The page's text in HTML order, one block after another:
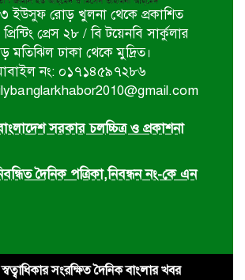
দিঘলিয়ায় ট্রাক চাপায় নিহতের ঘটনায়
ঘাতক ট্রাক চালককে গ্রেফতার করেছে
র‍্যাব-৬
ঘোড়াঘাট পৌর বিএনপির উদ্যোগে ৫ই
ইউসুফ রোড় খুলনা থেকে প্রকাশিত
প্রেস ২৮ / বি টয়েনবি সার্কুলার
মতিঝিল ঢাকা থেকে মুদ্রিত।
নং: ০১৭১৪৫৯৭২৮৬
সরকার চলচ্চিত্র ও প্রকাশনা
দৈনিক পত্রিকা,নিবন্ধন নং-কে এন
সংরক্ষিত দৈনিক বাংলার খবর